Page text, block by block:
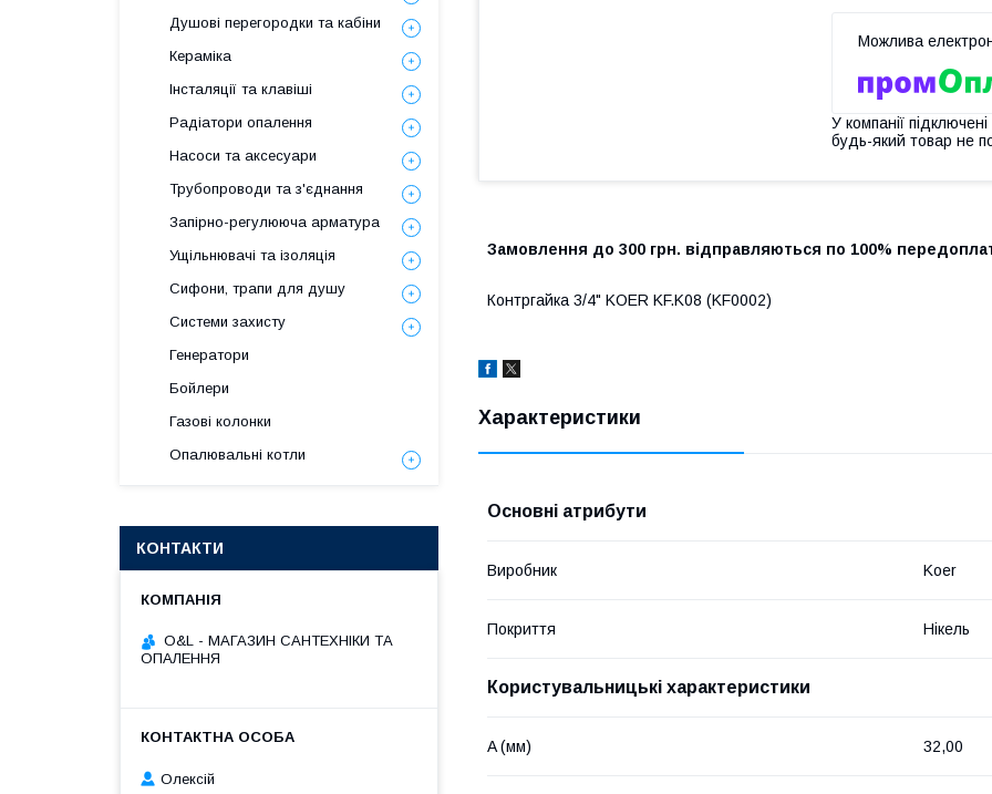
У компанії
будь-який товар не
Замовлення до 300 грн. відправляються по 100%
Контргайка 3/4" KOER KF.K08 (KF0002)
Характеристики
Основні атрибути
Виробник Koer
Покриття Нікель
Користувальницькі характеристики
A (мм) 32,00
Душові перегородки та кабіни
Кераміка
Інсталяції та клавіші
Радіатори опалення
Насоси та аксесуари
Трубопроводи та з'єднання
Запірно-регулююча арматура
Ущільнювачі та ізоляція
Сифони, трапи для душу
Системи захисту
Генератори
Бойлери
Газові колонки
Опалювальні котли
КОНТАКТИ
O&L - МАГАЗИН САНТЕХНІКИ ТА
ОПАЛЕННЯ
Олексій